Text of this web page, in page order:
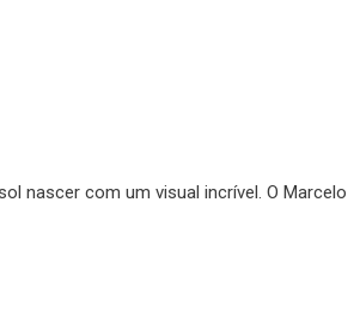
nascer com um visual incrível. O Marcelo